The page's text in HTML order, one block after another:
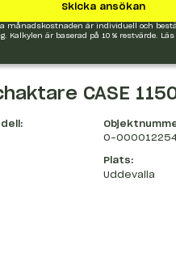
Skicka ansökan
månadskostnaden är individuell och
Kalkylen är baserad på 10 % restvärde.
CASE
O-
Plats:
Uddevalla